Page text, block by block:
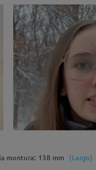
montura: 138 mm (Largo)